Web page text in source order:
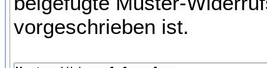
vorgeschrieben ist.